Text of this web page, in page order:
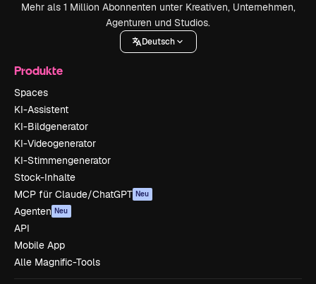
Mehr als 1 Million Abonnenten unter Kreativen, Unternehmen,
Agenturen und Studios.
Deutsch
Produkte
Spaces
KI-Assistent
KI-Bildgenerator
KI-Videogenerator
KI-Stimmengenerator
Stock-Inhalte
MCP für Claude/ChatGPT Neu
Agenten Neu
API
Mobile App
Alle Magnific-Tools